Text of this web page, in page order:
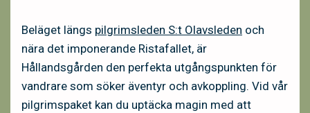
Beläget längs pilgrimsleden S:t Olavsleden och
nära det imponerande Ristafallet, är
Hållandsgården den perfekta utgångspunkten för
vandrare som söker äventyr och avkoppling. Vid vår
pilgrimspaket kan du uptäcka magin med att